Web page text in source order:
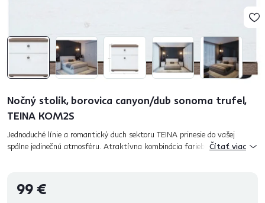
Nočný stolík, borovica canyon/dub sonoma trufel,
TEINA KOM2S
Jednoduché línie a romantický duch sektoru TEINA prinesie do vašej
spálne jedinečnú atmosféru. Atraktívna kombinácia farieb borovica
Čítať viac
99 €